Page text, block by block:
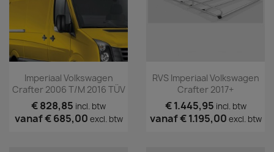
Imperiaal Volkswagen
Crafter 2006 T/m 2016 TÜV
€ 828,85 incl. btw
vanaf€ 685,00 excl. btw
RVS Imperiaal Volkswagen
Crafter 2017+
€ 1.445,95 incl. btw
vanaf€ 1.195,00 excl. btw